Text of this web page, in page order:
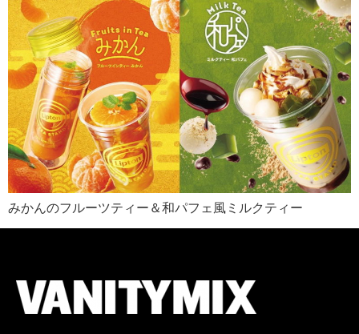
みかんのフルーツティー＆和パフェ風ミルクティー